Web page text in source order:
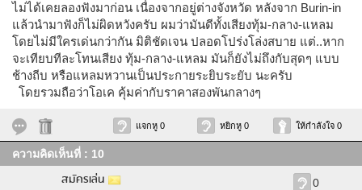
ไม่ได้เคยลองฟังมาก่อน เนื่องจากอยู่ต่างจังหวัด หลังจาก Burin-in
แล้วนำมาฟังก็ไม่ผิดหวังครับ ผมว่ามันดีทั้งเสียงทุ้ม-กลาง-แหลม
โดยไม่มีใครเด่นกว่ากัน มิติชัดเจน ปลอดโปร่งโล่งสบาย แต่..หาก
จะเทียบทีละโทนเสียง ทุ้ม-กลาง-แหลม มันก็ยังไม่ถึงกับสุดๆ แบบ
ช้างถีบ หรือแหลมหวานเป็นประกายระยิบระยับ นะครับ
โดยรวมถือว่าโอเค คุ้มค่ากับราคาสองพันกลางๆ
แจกหู 0 หยิกหู 0 ให้กำลังใจ 0
ความคิดเห็นที่ : 10
สมัครเล่น 0